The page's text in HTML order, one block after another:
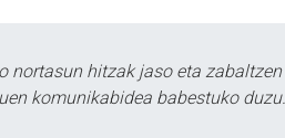
nortasun hitzak jaso eta
komunikabidea babestuko duzu.